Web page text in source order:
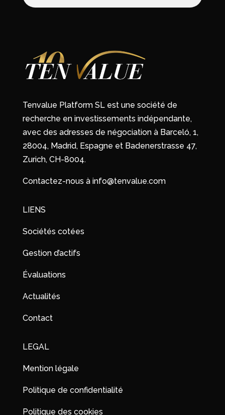
Tenvalue Platform SL est une société de
recherche en investissements indépendante,
avec des adresses de négociation à Barceló, 1,
28004, Madrid, Espagne et Badenerstrasse 47,
Zurich, CH-8004.
Contactez-nous à info@tenvalue.com
LIENS
Sociétés cotées
Gestion d’actifs
Évaluations
Actualités
Contact
LEGAL
Mention légale
Politique de confidentialité
Politique des cookies